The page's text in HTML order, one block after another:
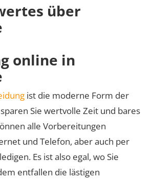
über
online in
ist die moderne Form der
Sie wertvolle Zeit und bares
alle Vorbereitungen
und Telefon, aber auch per
Es ist also egal, wo Sie
entfallen die lästigen